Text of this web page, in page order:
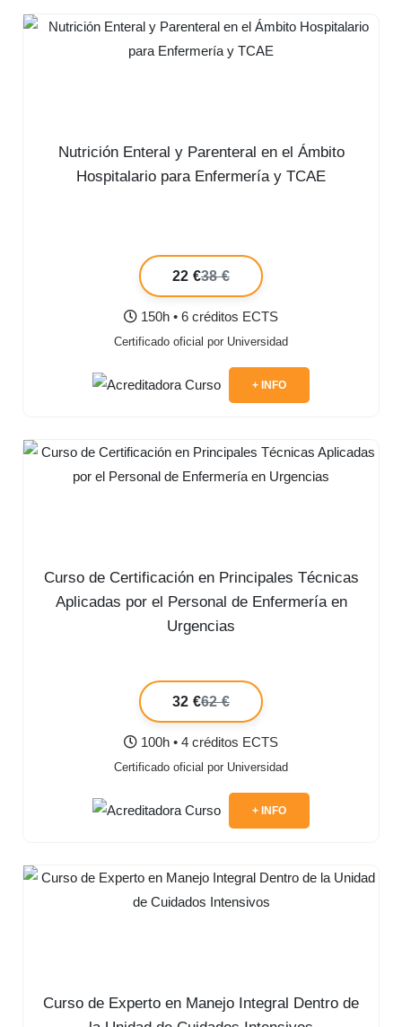
Nutrición Enteral y Parenteral en el Ámbito
Hospitalario para Enfermería y TCAE
22 €38 €
150h • 6 créditos ECTS
Certificado oficial por Universidad
+ INFO
Curso de Certificación en Principales Técnicas
Aplicadas por el Personal de Enfermería en
Urgencias
32 €62 €
100h • 4 créditos ECTS
Certificado oficial por Universidad
+ INFO
Curso de Experto en Manejo Integral Dentro de